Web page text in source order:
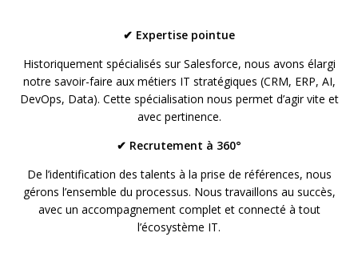
✔ Expertise pointue
Historiquement spécialisés sur Salesforce, nous avons élargi
notre savoir-faire aux métiers IT stratégiques (CRM, ERP, AI,
DevOps, Data). Cette spécialisation nous permet d’agir vite et
avec pertinence.
✔ Recrutement à 360°
De l’identification des talents à la prise de références, nous
gérons l’ensemble du processus. Nous travaillons au succès,
avec un accompagnement complet et connecté à tout
l’écosystème IT.